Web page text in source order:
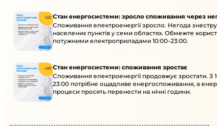
Стан енергосистеми: зросло споживання через
Споживання електроенергії зросло. Негода
населених пунктів у семи областях. Обмежте
потужними електроприладами 10:00–23:00.
Стан енергосистеми: споживання зростає
Споживання електроенергії продовжує зростати. З
23:00 потрібне ощадливе енергоспоживання, а
процеси просять перенести на нічні години.